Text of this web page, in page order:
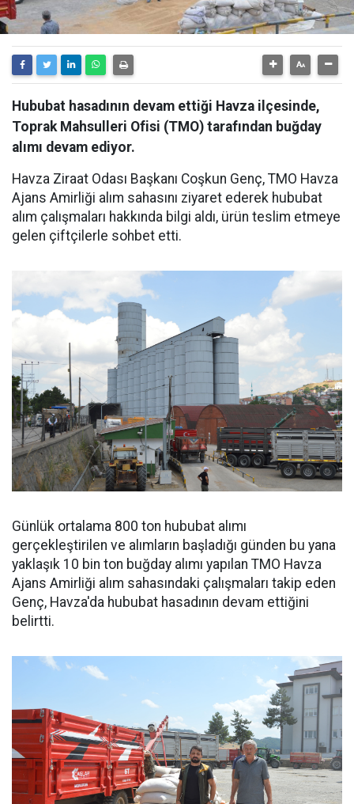
Hububat hasadının devam ettiği Havza ilçesinde,
Toprak Mahsulleri Ofisi (TMO) tarafından buğday
alımı devam ediyor.
Havza Ziraat Odası Başkanı Coşkun Genç, TMO Havza
Ajans Amirliği alım sahasını ziyaret ederek hububat
alım çalışmaları hakkında bilgi aldı, ürün teslim etmeye
gelen çiftçilerle sohbet etti.
Günlük ortalama 800 ton hububat alımı
gerçekleştirilen ve alımların başladığı günden bu yana
yaklaşık 10 bin ton buğday alımı yapılan TMO Havza
Ajans Amirliği alım sahasındaki çalışmaları takip eden
Genç, Havza'da hububat hasadının devam ettiğini
belirtti.